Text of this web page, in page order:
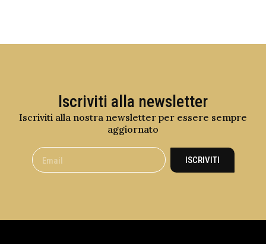
Iscriviti alla newsletter
Iscriviti alla nostra newsletter per essere sempre
aggiornato
ISCRIVITI